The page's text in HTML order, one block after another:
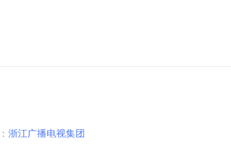
号联系方式：13305714667六、合同主体信息1.
浙江广播电视集团